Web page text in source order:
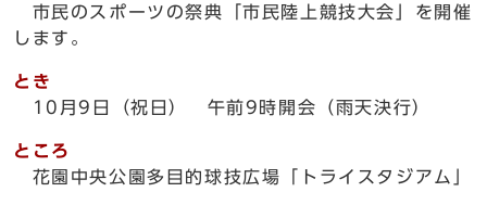
市民のスポーツの祭典「市民陸上競技大会」を開催
します。
とき
10月9日（祝日） 午前9時開会（雨天決行）
ところ
花園中央公園多目的球技広場「トライスタジアム」